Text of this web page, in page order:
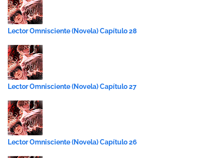
Lector Omnisciente (Novela) Capítulo 28
Lector Omnisciente (Novela) Capítulo 27
Lector Omnisciente (Novela) Capítulo 26